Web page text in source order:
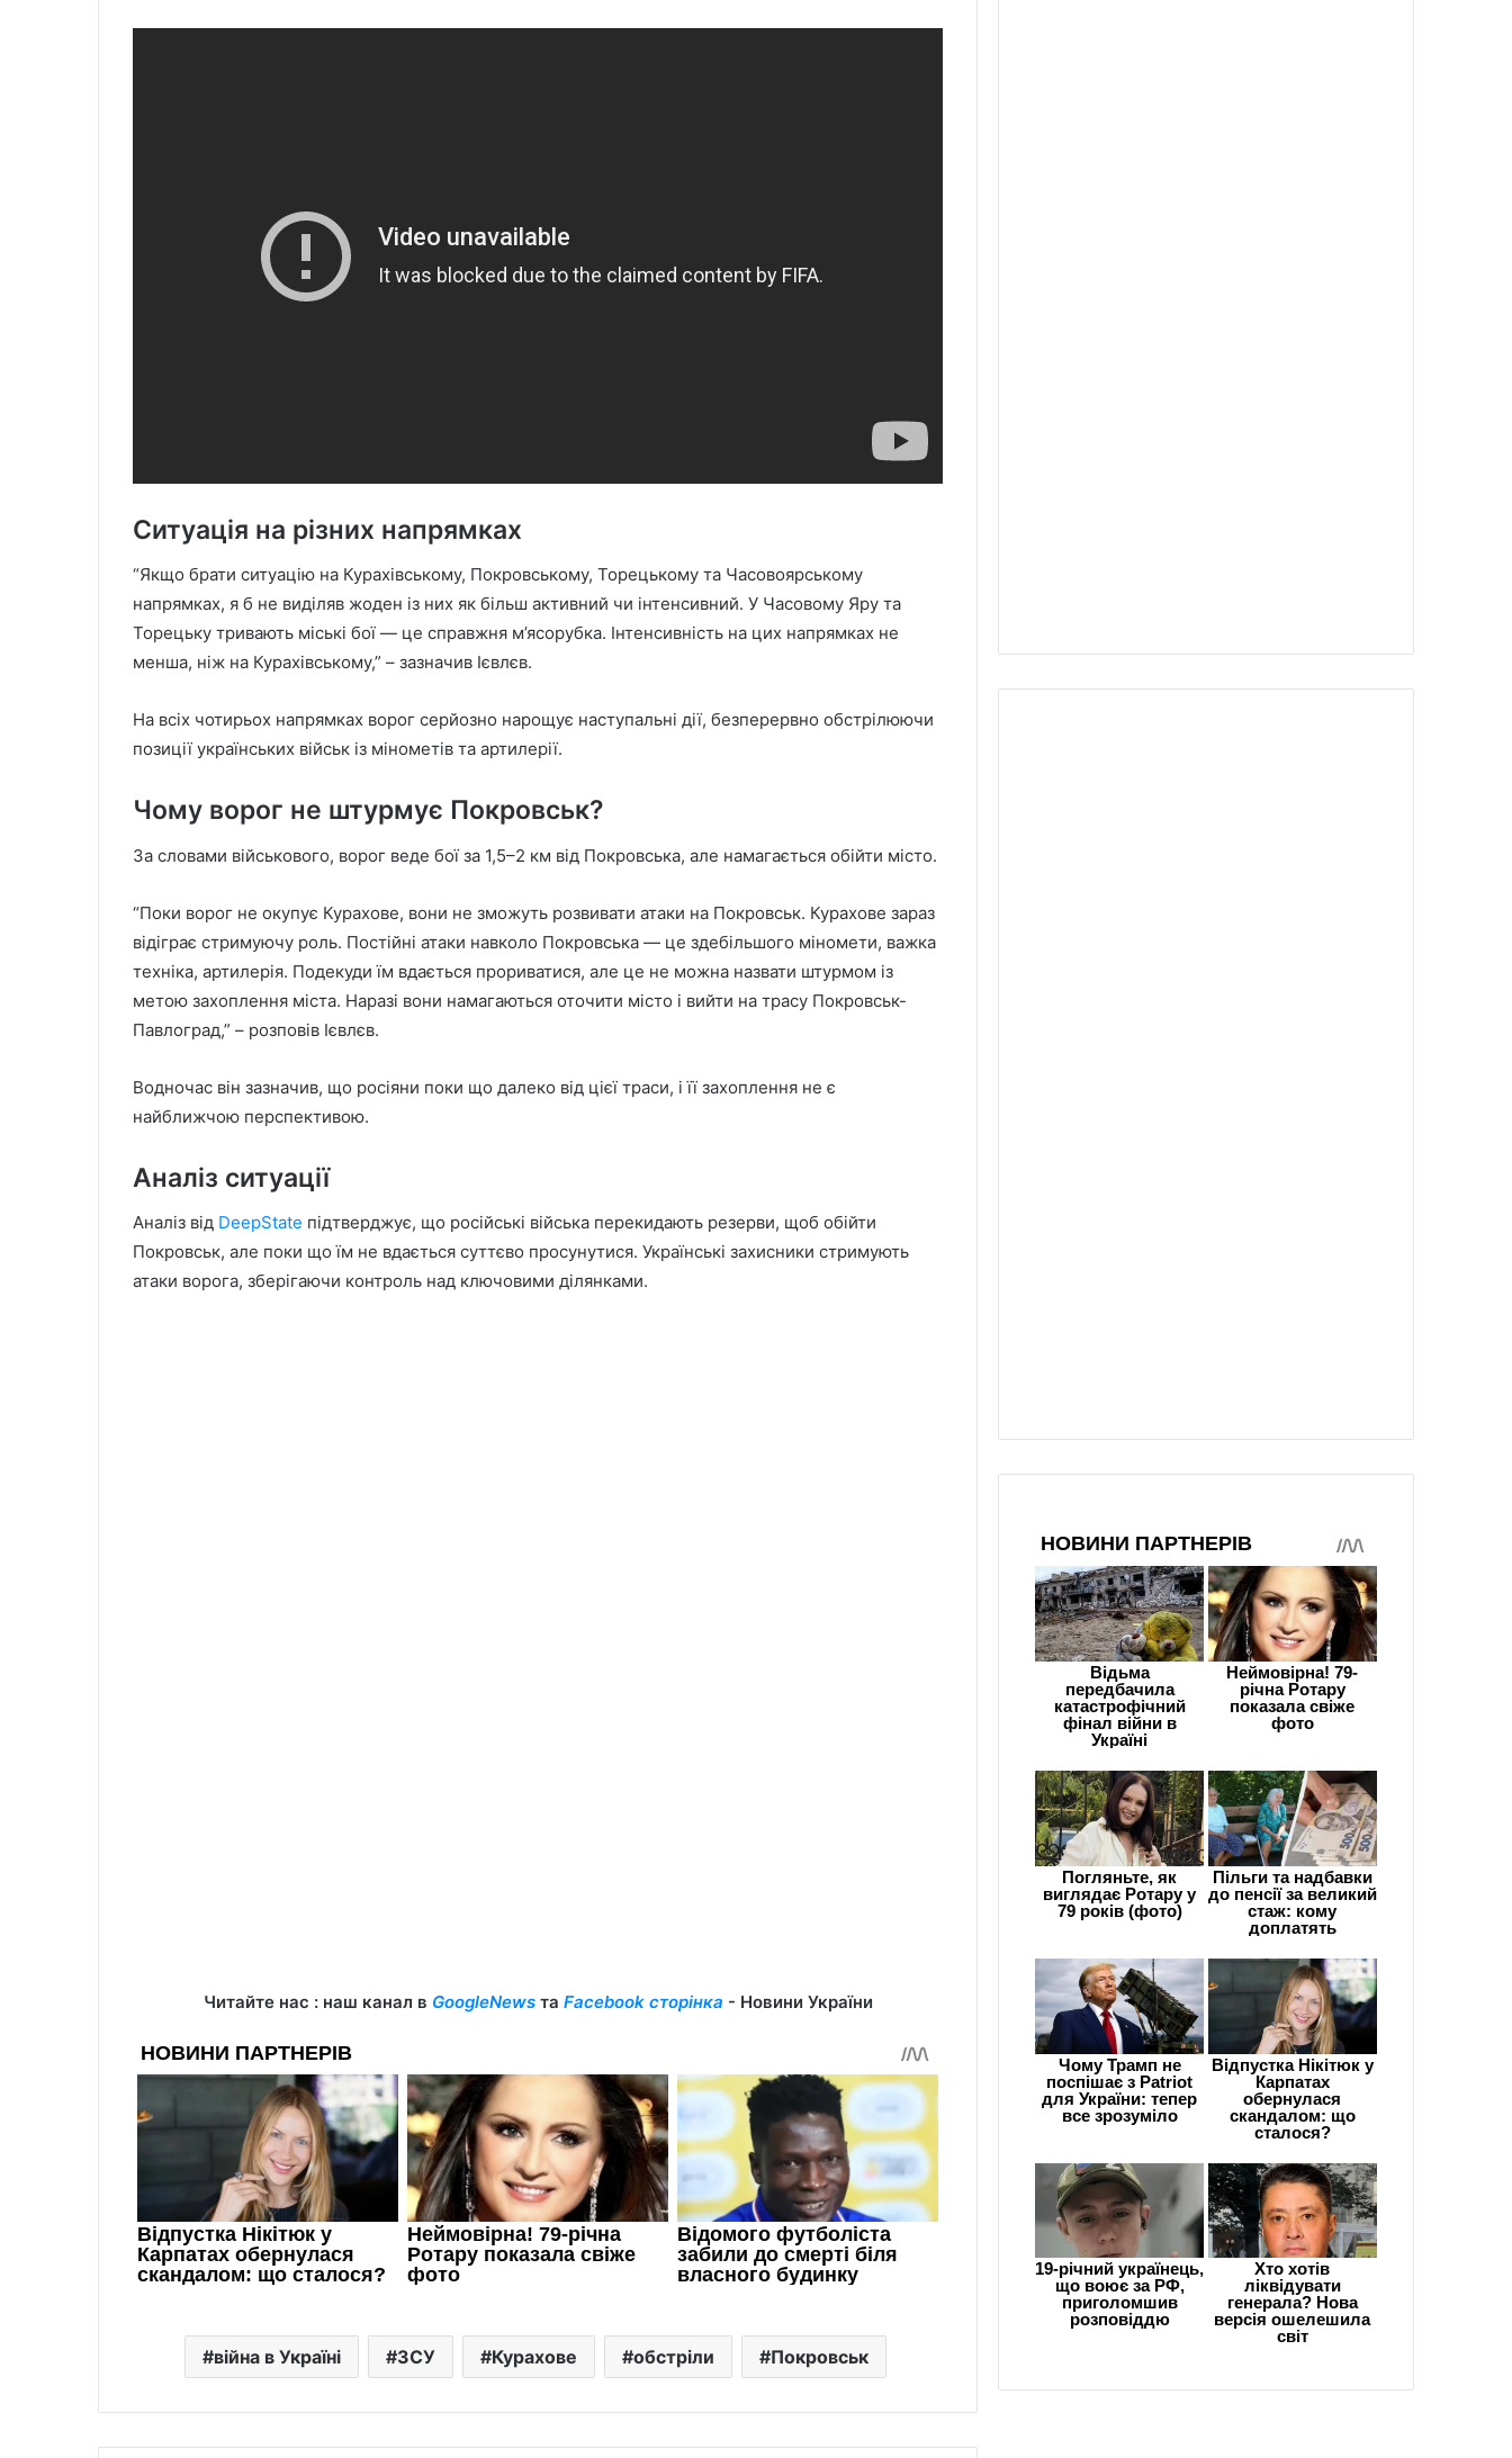
Ситуація на різних напрямках
“Якщо брати ситуацію на Курахівському, Покровському, Торецькому та Часовоярському
напрямках, я б не виділяв жоден із них як більш активний чи інтенсивний. У Часовому Яру та
Торецьку тривають міські бої — це справжня м’ясорубка. Інтенсивність на цих напрямках не
менша, ніж на Курахівському,” – зазначив Ієвлєв.
На всіх чотирьох напрямках ворог серйозно нарощує наступальні дії, безперервно обстрілюючи
позиції українських військ із мінометів та артилерії.
Чому ворог не штурмує Покровськ?
За словами військового, ворог веде бої за 1,5–2 км від Покровська, але намагається обійти місто.
“Поки ворог не окупує Курахове, вони не зможуть розвивати атаки на Покровськ. Курахове зараз
відіграє стримуючу роль. Постійні атаки навколо Покровська — це здебільшого міномети, важка
техніка, артилерія. Подекуди їм вдається прориватися, але це не можна назвати штурмом із
метою захоплення міста. Наразі вони намагаються оточити місто і вийти на трасу Покровськ-
Павлоград,” – розповів Ієвлєв.
Водночас він зазначив, що росіяни поки що далеко від цієї траси, і її захоплення не є
найближчою перспективою.
Аналіз ситуації
Аналіз від DeepState підтверджує, що російські війська перекидають резерви, щоб обійти
Покровськ, але поки що їм не вдається суттєво просунутися. Українські захисники стримують
атаки ворога, зберігаючи контроль над ключовими ділянками.
Читайте нас : наш канал в GoogleNewsта Facebook сторінка - Новини України
війна в Україні ЗСУ Курахове обстріли Покровськ